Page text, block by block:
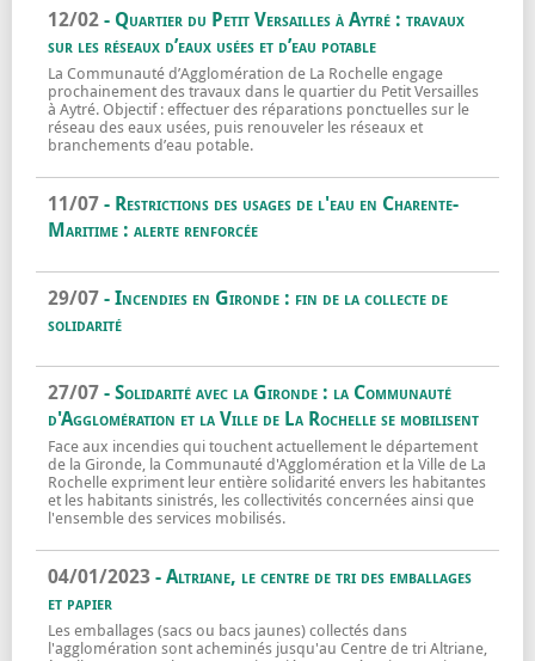
12/02- Quartier du Petit Versailles à Aytré : travaux
sur les réseaux d’eaux usées et d’eau potable
La Communauté d’Agglomération de La Rochelle engage
prochainement des travaux dans le quartier du Petit Versailles
à Aytré. Objectif : effectuer des réparations ponctuelles sur le
réseau des eaux usées, puis renouveler les réseaux et
branchements d’eau potable.
11/07- Restrictions des usages de l'eau en Charente-
Maritime : alerte renforcée
29/07- Incendies en Gironde : fin de la collecte de
solidarité
27/07- Solidarité avec la Gironde : la Communauté
d'Agglomération et la Ville de La Rochelle se mobilisent
Face aux incendies qui touchent actuellement le département
de la Gironde, la Communauté d'Agglomération et la Ville de La
Rochelle expriment leur entière solidarité envers les habitantes
et les habitants sinistrés, les collectivités concernées ainsi que
l'ensemble des services mobilisés.
04/01/2023 - Altriane, le centre de tri des emballages
et papier
Les emballages (sacs ou bacs jaunes) collectés dans
l'agglomération sont acheminés jusqu'au Centre de tri Altriane,